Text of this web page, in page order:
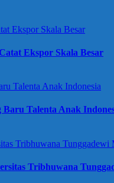
Ekspor Skala Besar
Talenta Anak
Tribhuwana